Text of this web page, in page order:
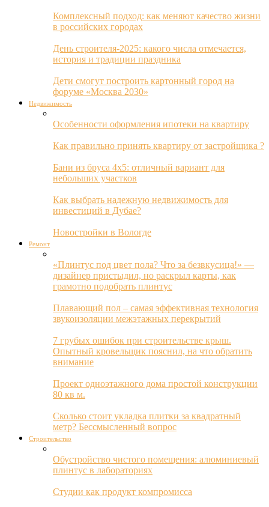
Комплексный подход: как меняют качество жизни
в российских городах
День строителя-2025: какого числа отмечается,
история и традиции праздника
Дети смогут построить картонный город на
форуме «Москва 2030»
Недвижимость
Особенности оформления ипотеки на квартиру
Как правильно принять квартиру от застройщика ?
Бани из бруса 4х5: отличный вариант для
небольших участков
Как выбрать надежную недвижимость для
инвестиций в Дубае?
Новостройки в Вологде
Ремонт
«Плинтус под цвет пола? Что за безвкусица!» —
дизайнер пристыдил, но раскрыл карты, как
грамотно подобрать плинтус
Плавающий пол – самая эффективная технология
звукоизоляции межэтажных перекрытий
7 грубых ошибок при строительстве крыш.
Опытный кровельщик пояснил, на что обратить
внимание
Проект одноэтажного дома простой конструкции
80 кв м.
Сколько стоит укладка плитки за квадратный
метр? Бессмысленный вопрос
Строительство
Обустройство чистого помещения: алюминиевый
плинтус в лабораториях
Студии как продукт компромисса